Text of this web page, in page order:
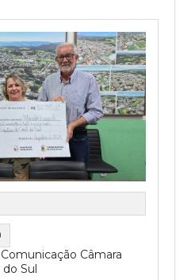
Câmara
Sul